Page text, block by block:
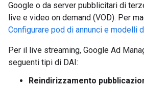
Google o da server pubblicitari di
live e video on demand (VOD). Per
Configurare pod di annunci e modelli
Per il live streaming, Google Ad
seguenti tipi di DAI:
Reindirizzamento